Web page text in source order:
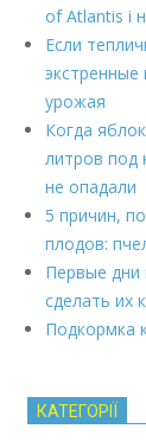
of Atlantis і
Если
экстренные
урожая
Когда
литров под
не опадали
5 причин,
плодов:
Первые дни
сделать их
Подкормка
КАТЕГОРІЇ